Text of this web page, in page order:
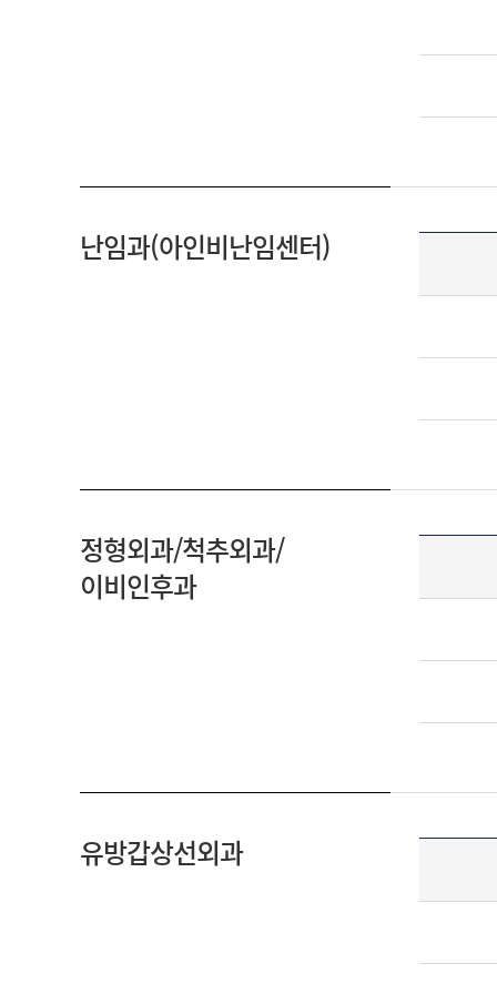
난임과(아인비난임센터)
정형외과/척추외과/
이비인후과
유방갑상선외과